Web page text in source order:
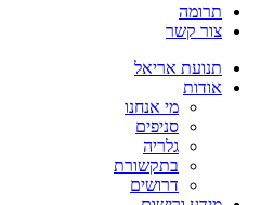
תרומה
צור קשר
תנועת אריאל
אודות
מי אנחנו
סניפים
גלריה
בתקשורת
דרושים